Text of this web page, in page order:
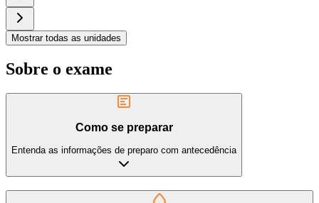
Mostrar todas as unidades
Sobre o exame
Como se preparar
Entenda as informações de preparo com antecedência